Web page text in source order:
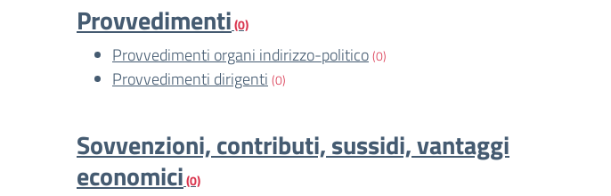
Provvedimenti(0)
Provvedimenti organi indirizzo-politico(0)
Provvedimenti dirigenti (0)
Sovvenzioni, contributi, sussidi, vantaggi
economici(0)